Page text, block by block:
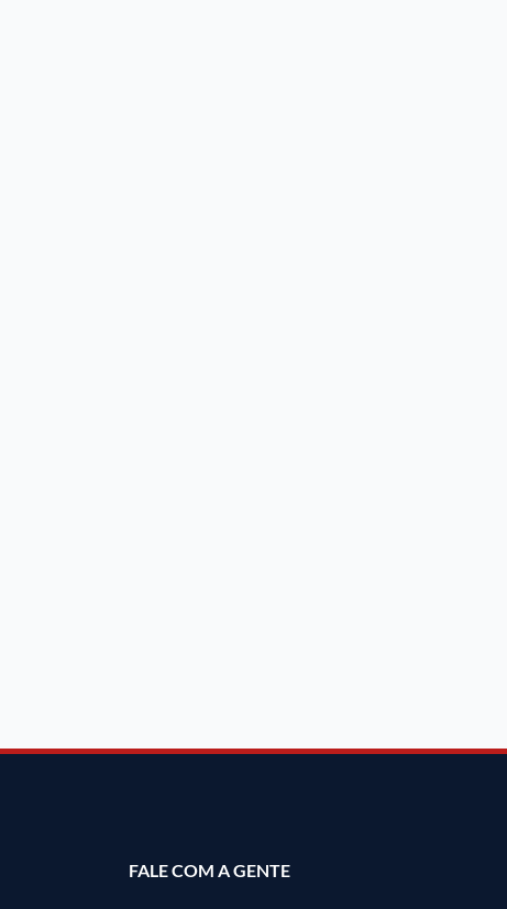
FALE COM A GENTE